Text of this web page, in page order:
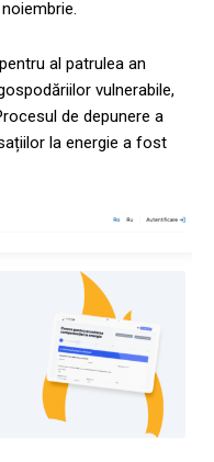
al patrulea an
vulnerabile,
de depunere a
la energie a fost